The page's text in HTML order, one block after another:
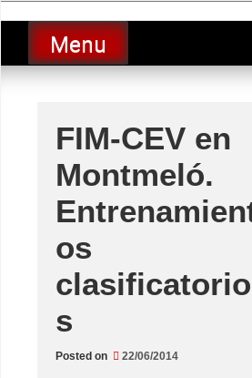
to
contentLucio
luciolopezgp
Menu
FIM-CEV en
Montmeló.
os
clasificatorio
s
Posted on 22/06/2014